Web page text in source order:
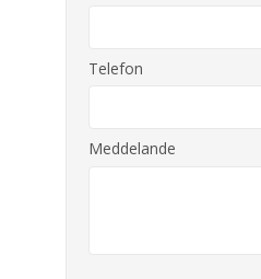
Telefon
Meddelande